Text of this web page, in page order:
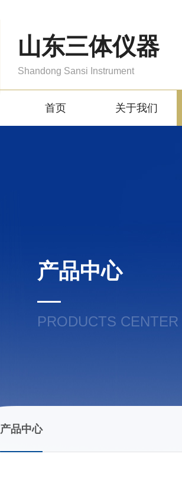
山东三体仪器
Shandong Sansi Instrument
首页 关于我们
产品中心
PRODUCTS CENTER
产品中心